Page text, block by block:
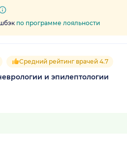
по программе лояльности
Средний рейтинг врачей 4.7
и эпилептологии